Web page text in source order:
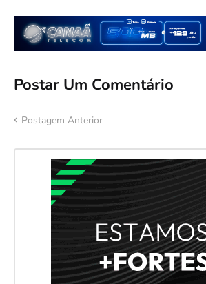
Postar Um Comentário
Postagem Anterior